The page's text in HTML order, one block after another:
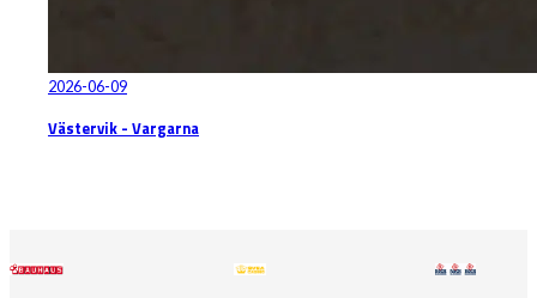
2026-06-09
Västervik - Vargarna